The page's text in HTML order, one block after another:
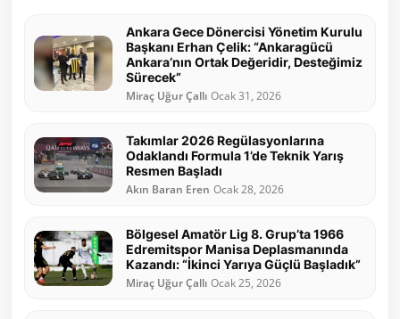
Ankara Gece Dönercisi Yönetim Kurulu
Başkanı Erhan Çelik: “Ankaragücü
Ankara’nın Ortak Değeridir, Desteğimiz
Sürecek”
Miraç Uğur Çallı Ocak 31, 2026
Takımlar 2026 Regülasyonlarına
Odaklandı Formula 1’de Teknik Yarış
Resmen Başladı
Akın Baran Eren Ocak 28, 2026
Bölgesel Amatör Lig 8. Grup’ta 1966
Edremitspor Manisa Deplasmanında
Kazandı: “İkinci Yarıya Güçlü Başladık”
Miraç Uğur Çallı Ocak 25, 2026